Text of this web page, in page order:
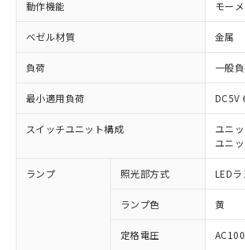
動作機能 モー
ベゼル材質 金属
負荷 一般
最小適用負荷 DC5V
スイッチユニット構成
ユニ
ユニ
ランプ 照光部方式 LED
ランプ色 黄
定格電圧